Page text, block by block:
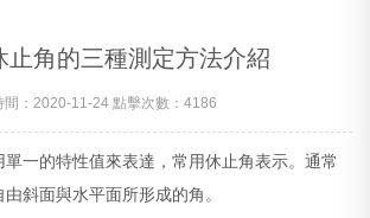
止角的三種測定方法介紹
間：2020-11-24 點擊次數：4186
一的特性值來表達，常用休止角表示。通常
斜面與水平面所形成的角。